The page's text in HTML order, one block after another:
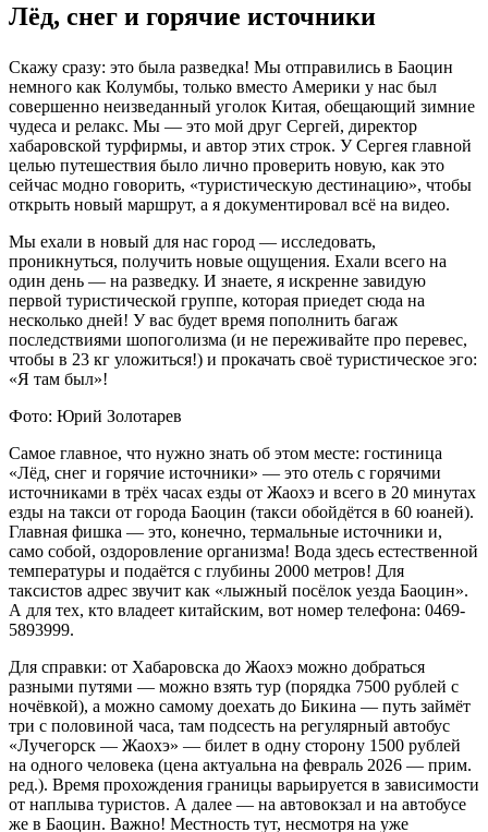
Лёд, снег и горячие источники
Скажу сразу: это была разведка! Мы отправились в Баоцин
немного как Колумбы, только вместо Америки у нас был
совершенно неизведанный уголок Китая, обещающий зимние
чудеса и релакс. Мы — это мой друг Сергей, директор
хабаровской турфирмы, и автор этих строк. У Сергея главной
целью путешествия было лично проверить новую, как это
сейчас модно говорить, «туристическую дестинацию», чтобы
открыть новый маршрут, а я документировал всё на видео.
Мы ехали в новый для нас город — исследовать,
проникнуться, получить новые ощущения. Ехали всего на
один день — на разведку. И знаете, я искренне завидую
первой туристической группе, которая приедет сюда на
несколько дней! У вас будет время пополнить багаж
последствиями шопоголизма (и не переживайте про перевес,
чтобы в 23 кг уложиться!) и прокачать своё туристическое эго:
«Я там был»!
Фото: Юрий Золотарев
Самое главное, что нужно знать об этом месте: гостиница
«Лёд, снег и горячие источники» — это отель с горячими
источниками в трёх часах езды от Жаохэ и всего в 20 минутах
езды на такси от города Баоцин (такси обойдётся в 60 юаней).
Главная фишка — это, конечно, термальные источники и,
само собой, оздоровление организма! Вода здесь естественной
температуры и подаётся с глубины 2000 метров! Для
таксистов адрес звучит как «лыжный посёлок уезда Баоцин».
А для тех, кто владеет китайским, вот номер телефона: 0469-
5893999.
Для справки: от Хабаровска до Жаохэ можно добраться
разными путями — можно взять тур (порядка 7500 рублей с
ночёвкой), а можно самому доехать до Бикина — путь займёт
три с половиной часа, там подсесть на регулярный автобус
«Лучегорск — Жаохэ» — билет в одну сторону 1500 рублей
на одного человека (цена актуальна на февраль 2026 — прим.
ред.). Время прохождения границы варьируется в зависимости
от наплыва туристов. А далее — на автовокзал и на автобусе
же в Баоцин. Важно! Местность тут, несмотря на уже